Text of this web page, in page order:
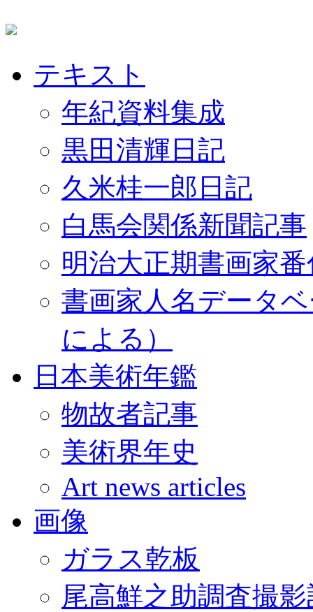
テキスト
年紀資料集成
黒田清輝日記
久米桂一郎日記
白馬会関係新聞記事
明治大正期書画家
書画家人名データ
による）
日本美術年鑑
物故者記事
美術界年史
Art news articles
画像
ガラス乾板
尾高鮮之助調査撮